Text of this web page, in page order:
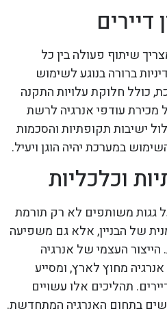
דיירים
שיתוף פעולה בין כל
ברורה בנוגע לשימוש
כולל חלוקת עלויות התקנה
מכירת עודפי אנרגיה לרשת
ישיבות תקופתיות והסכמות
במערכת יהיה הוגן ויעיל.
וכלכליות
גגות משותפים לא רק תורמת
של הבניין, אלא גם משפיעה
העצמי של אנרגיה
מחוץ לארץ, ומסייע
תהליכים אלו עשויים
בתחום האנרגיה המתחדשת.